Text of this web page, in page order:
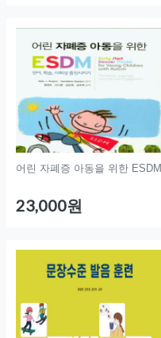
어린 자폐증 아동을 위한 ESDM
23,000원